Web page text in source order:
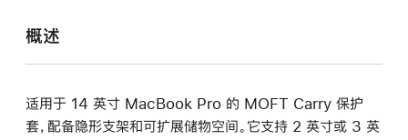
概述
适用于 14 英寸 MacBook Pro 的 MOFT Carry 保护
套，配备隐形支架和可扩展储物空间。它支持 2 英寸或 3 英